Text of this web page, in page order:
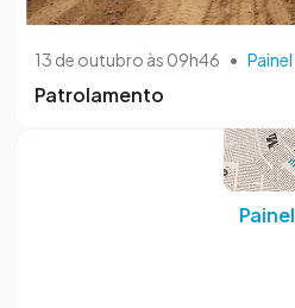
13 de outubro às 09h46 • Painel
Patrolamento
Painel